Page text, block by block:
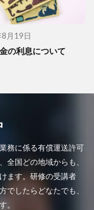
月19日
の利息について
務に係る有償運送許可
全国どの地域からも、
ます。研修の受講者
でしたらどなたでも、
。